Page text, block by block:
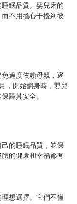
眠品質。嬰兒床的
不用擔心干擾到彼
過度依賴母親，逐
，開始翻身時，嬰兒
障其安全。
的睡眠品質，並保
的健康和幸福都有
想選擇。它們不僅